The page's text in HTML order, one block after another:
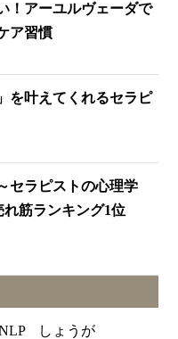
！アーユルヴェーダで
ア習慣
を叶えてくれるセラピ
セラピストの心理学
筋ランキング1位
しょうが